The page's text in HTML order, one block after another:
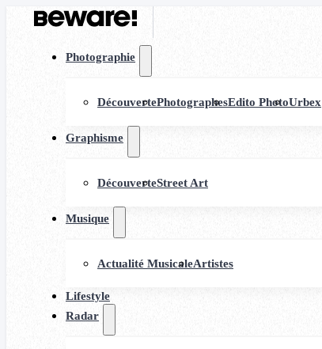
Photographie
DécouvertePhotographesEdito PhotoUrbex
Graphisme
DécouverteStreet Art
Musique
Actualité MusicaleArtistes
Lifestyle
Radar